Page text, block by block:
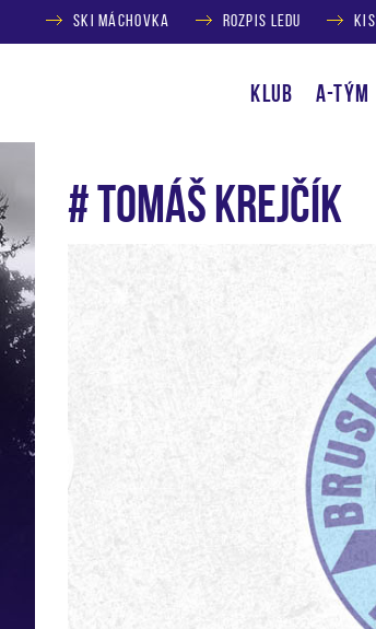
SKI MÁCHOVKA ROZPIS LEDU KIS
KLUB A-TÝM
# Tomáš Krejčík